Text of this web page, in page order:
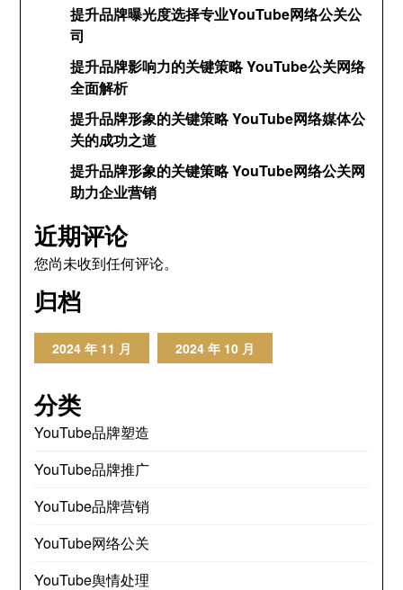
提升品牌曝光度选择专业YouTube网络公关公
司
提升品牌影响力的关键策略 YouTube公关网络
全面解析
提升品牌形象的关键策略 YouTube网络媒体公
关的成功之道
提升品牌形象的关键策略 YouTube网络公关网
助力企业营销
近期评论
您尚未收到任何评论。
归档
2024 年 11 月 2024 年 10 月
分类
YouTube品牌塑造
YouTube品牌推广
YouTube品牌营销
YouTube网络公关
YouTube舆情处理